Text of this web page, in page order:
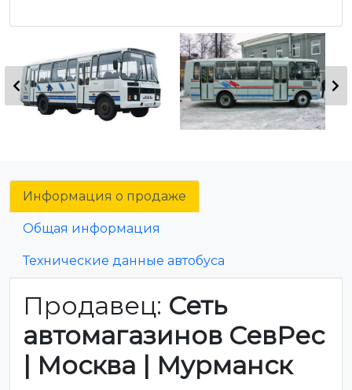
Информация о продаже
Общая информация
Технические данные автобуса
Продавец: Сеть
автомагазинов СевРес
| Москва | Мурманск